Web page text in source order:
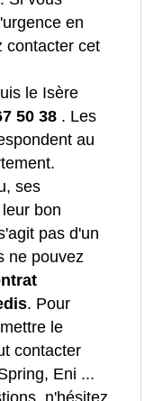
en
contacter cet
le Isère
50 38 . Les
au
ses
bon
pas d'un
ne pouvez
. Pour
le
contacter
Eni ...